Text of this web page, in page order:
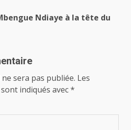
Ndiaye à la tête du
sera pas publiée. Les
indiqués avec*